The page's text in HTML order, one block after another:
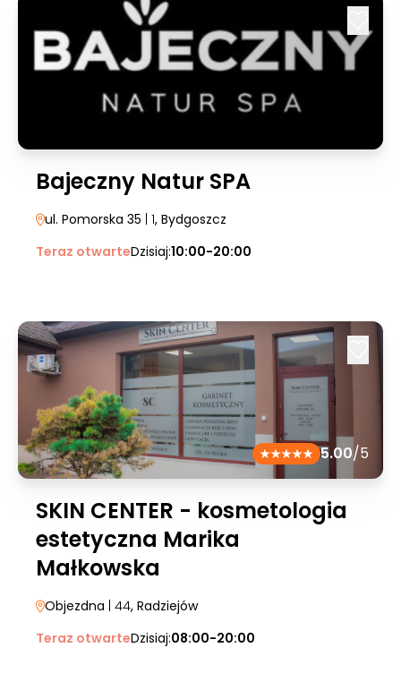
Bajeczny Natur SPA
ul. Pomorska 35 | 1, Bydgoszcz
Teraz otwarteDzisiaj:10:00-20:00
5.00/5
SKIN CENTER - kosmetologia
estetyczna Marika
Małkowska
Objezdna | 44, Radziejów
Teraz otwarteDzisiaj:08:00-20:00